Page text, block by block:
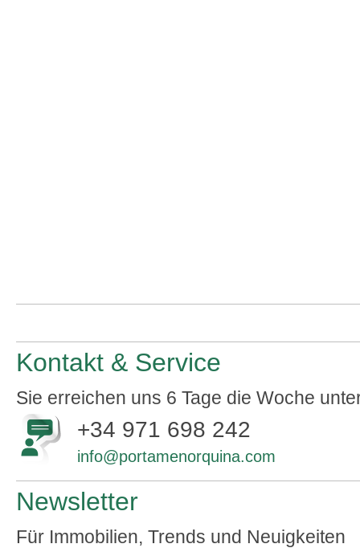
Kontakt & Service
Sie erreichen uns 6 Tage die Woche
+34 971 698 242
info@portamenorquina.com
Newsletter
Für Immobilien, Trends und Neuigkeiten